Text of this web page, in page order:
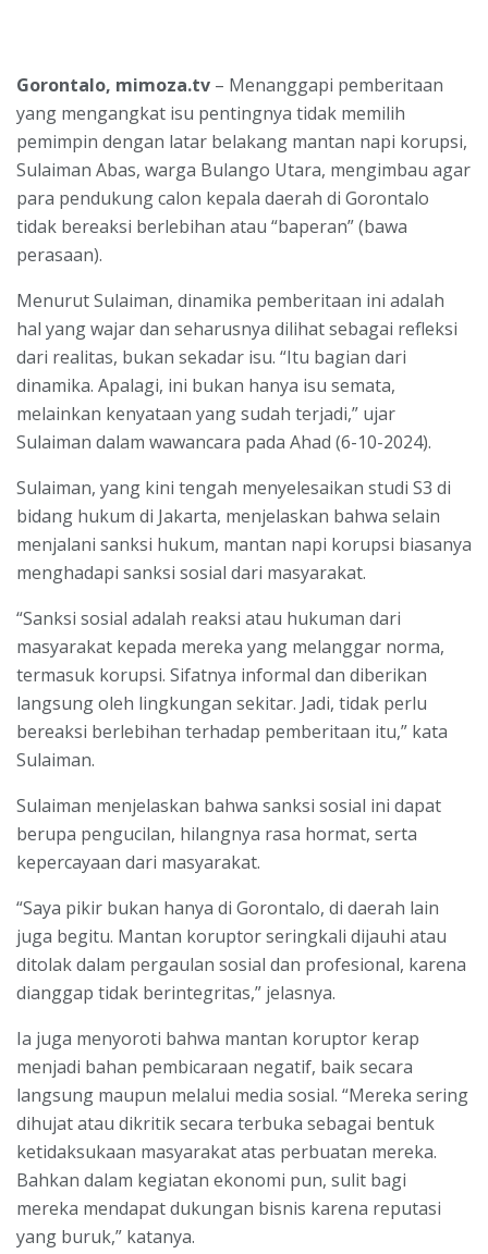
Gorontalo, mimoza.tv – Menanggapi pemberitaan
yang mengangkat isu pentingnya tidak memilih
pemimpin dengan latar belakang mantan napi korupsi,
Sulaiman Abas, warga Bulango Utara, mengimbau agar
para pendukung calon kepala daerah di Gorontalo
tidak bereaksi berlebihan atau “baperan” (bawa
perasaan).
Menurut Sulaiman, dinamika pemberitaan ini adalah
hal yang wajar dan seharusnya dilihat sebagai refleksi
dari realitas, bukan sekadar isu. “Itu bagian dari
dinamika. Apalagi, ini bukan hanya isu semata,
melainkan kenyataan yang sudah terjadi,” ujar
Sulaiman dalam wawancara pada Ahad (6-10-2024).
Sulaiman, yang kini tengah menyelesaikan studi S3 di
bidang hukum di Jakarta, menjelaskan bahwa selain
menjalani sanksi hukum, mantan napi korupsi biasanya
menghadapi sanksi sosial dari masyarakat.
“Sanksi sosial adalah reaksi atau hukuman dari
masyarakat kepada mereka yang melanggar norma,
termasuk korupsi. Sifatnya informal dan diberikan
langsung oleh lingkungan sekitar. Jadi, tidak perlu
bereaksi berlebihan terhadap pemberitaan itu,” kata
Sulaiman.
Sulaiman menjelaskan bahwa sanksi sosial ini dapat
berupa pengucilan, hilangnya rasa hormat, serta
kepercayaan dari masyarakat.
“Saya pikir bukan hanya di Gorontalo, di daerah lain
juga begitu. Mantan koruptor seringkali dijauhi atau
ditolak dalam pergaulan sosial dan profesional, karena
dianggap tidak berintegritas,” jelasnya.
Ia juga menyoroti bahwa mantan koruptor kerap
menjadi bahan pembicaraan negatif, baik secara
langsung maupun melalui media sosial. “Mereka sering
dihujat atau dikritik secara terbuka sebagai bentuk
ketidaksukaan masyarakat atas perbuatan mereka.
Bahkan dalam kegiatan ekonomi pun, sulit bagi
mereka mendapat dukungan bisnis karena reputasi
yang buruk,” katanya.